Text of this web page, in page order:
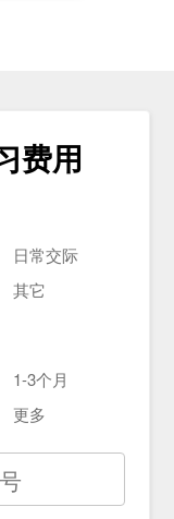
费用
日常交际
其它
1-3个月
更多